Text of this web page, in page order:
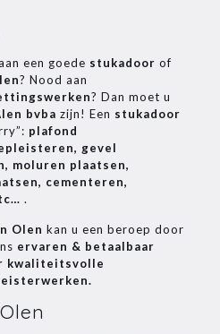
een goede stukadoor of
? Nood aan
? Dan moet u
bvba zijn! Een stukadoor
plafond
gevel
moluren plaatsen,
cementeren,
.
Olen kan u een beroep door
ervaren & betaalbaar
kwaliteitsvolle